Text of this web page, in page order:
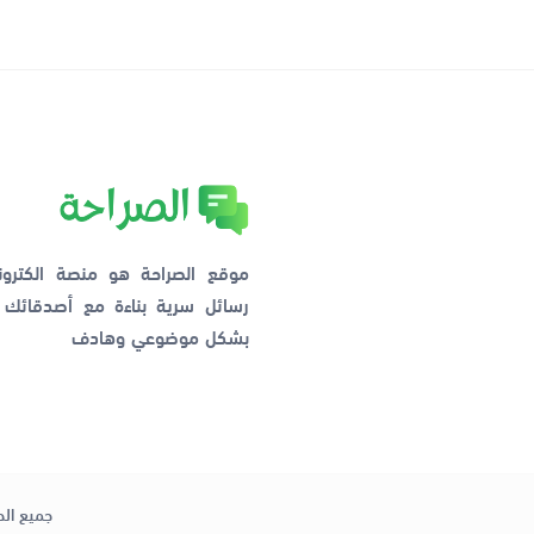
موقع الصراحة هو منصة
رسائل سرية بناءة مع
بشكل موضوعي وهادف
جميع